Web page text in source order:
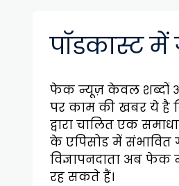
पॉडकास्ट
फेक न्यूज़ केवल शब्दों
पर काम की खबर ये है
द्वारा चालित एक
के एपिसोड में संभावित
विज्ञापनदाता अब
रह सकते हैं।